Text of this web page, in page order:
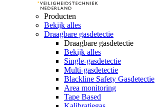
Producten
Bekijk alles
Draagbare gasdetectie
Draagbare gasdetectie
Bekijk alles
Single-gasdetectie
Multi-gasdetectie
Blackline Safety Gasdetectie
Area monitoring
Tape Based